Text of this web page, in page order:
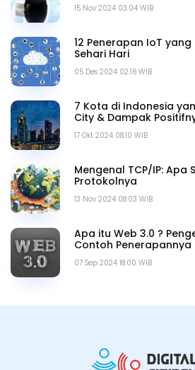
15 Nov 2024 03.04 WIB
05 Des 2024 02.16 WIB
12 Penerapan IoT
Sehari Hari
17 Okt 2024 08.10 WIB
7 Kota di Indonesia
City & Dampak
13 Nov 2024 08.03 WIB
Mengenal TCP/IP: Apa
Protokolnya
07 Sep 2024 18.00 WIB
Apa itu Web 3.0 ?
Contoh Penerapannya